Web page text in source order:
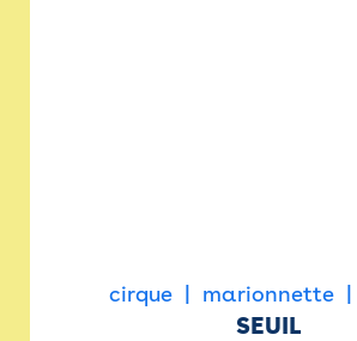
cirque marionnette
SEUIL